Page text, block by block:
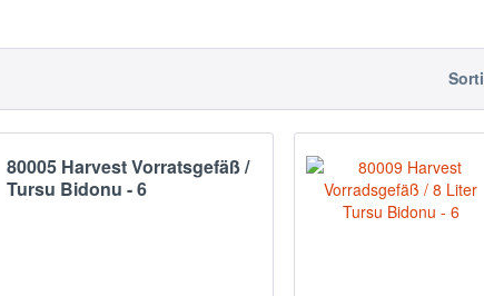
80005 Harvest Vorratsgefäß /
Tursu Bidonu - 6